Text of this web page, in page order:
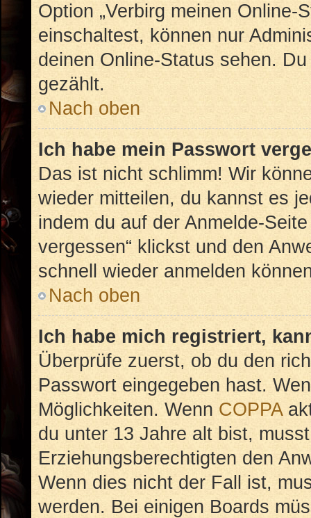
Option „Verbirg meinen Online-
einschaltest, können nur
deinen Online-Status sehen.
gezählt.
Nach oben
Ich habe mein Passwort
Das ist nicht schlimm! Wir
wieder mitteilen, du kannst es
indem du auf der Anmelde-
vergessen“ klickst und den
schnell wieder anmelden
Nach oben
Ich habe mich registriert,
Überprüfe zuerst, ob du den
Passwort eingegeben hast.
Möglichkeiten. Wenn COPPA
du unter 13 Jahre alt bist,
Erziehungsberechtigten den
Wenn dies nicht der Fall ist,
werden. Bei einigen Boards